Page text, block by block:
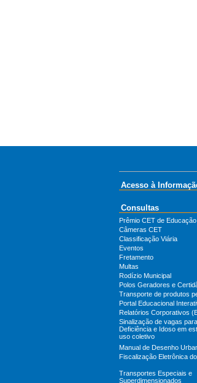
Acesso à
Consultas
Prêmio CET de
Câmeras CET
Classificação Viária
Eventos
Fretamento
Multas
Rodízio Municipal
Polos Geradores e
Transporte de produtos
Portal Educacional
Relatórios Corporativos
Sinalização de vagas
Deficiência e Idoso em
uso coletivo
Manual de Desenho
Fiscalização Eletrônica
Transportes Especiais e
Superdimensionados